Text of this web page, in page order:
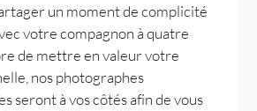
un moment de complicité
votre compagnon à quatre
de mettre en valeur votre
nos photographes
seront à vos côtés afin de vous